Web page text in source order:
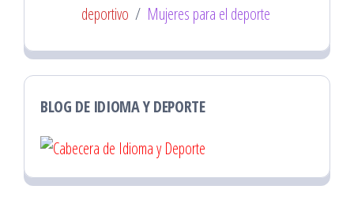
deportivo / Mujeres para el deporte
BLOG DE IDIOMA Y DEPORTE